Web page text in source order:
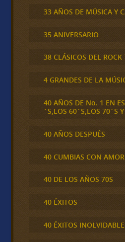
33 AÑOS DE MÚSICA Y
35 ANIVERSARIO
38 CLÁSICOS DEL
4 GRANDES DE LA
40 AÑOS DE No. 1 EN
´S,LOS 60´S,LOS 70´S
40 AÑOS DESPUÉS
40 CUMBIAS CON AMOR
40 DE LOS AÑOS 70S
40 ÉXITOS
40 ÉXITOS